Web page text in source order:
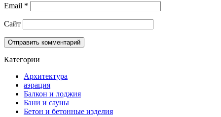
Email *
Сайт
Категории
Архитектура
аэрация
Балкон и лоджия
Бани и сауны
Бетон и бетонные изделия